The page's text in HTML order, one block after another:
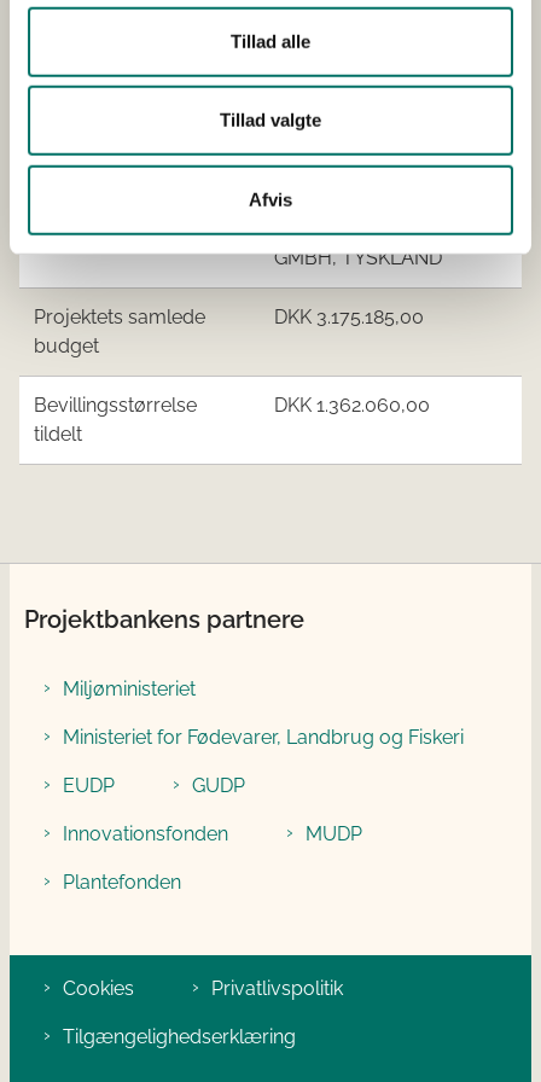
Tillad alle
Tillad valgte
Afvis
Udfører/hovedansøger Sensomind ApS
Øvrige
Sensomind ApS
CLAAS E-SYSTEMS, Filial
af CLAAS E-SYSTEMS
GMBH, TYSKLAND
Projektets samlede
budget
DKK 3.175.185,00
Bevillingsstørrelse
tildelt
DKK 1.362.060,00
Projektbankens partnere
Miljøministeriet
Ministeriet for Fødevarer, Landbrug og Fiskeri
EUDP GUDP
Innovationsfonden MUDP
Plantefonden
Cookies Privatlivspolitik
Tilgængelighedserklæring